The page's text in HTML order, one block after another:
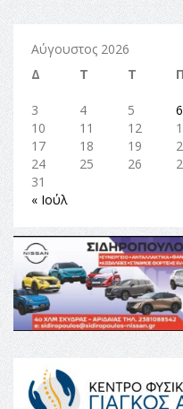
Αύγουστος 2026
Δ
Τ Τ Π
3
4 5 6
10
11 12
17
18 19
24
25 26
31
« Ιούλ